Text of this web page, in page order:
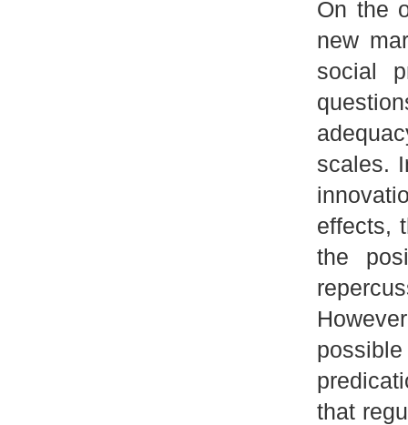
On the
new
social
scales.
effects,
the
that